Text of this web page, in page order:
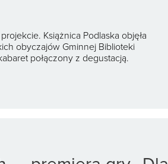
Książnica Podlaska objęła
obyczajów Gminnej Biblioteki
połączony z degustacją.